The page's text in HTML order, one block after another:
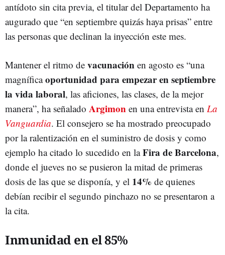
antídoto sin cita previa, el titular del Departamento ha
augurado que “en septiembre quizás haya prisas” entre
las personas que declinan la inyección este mes.
Mantener el ritmo de vacunación en agosto es “una
magníficaoportunidad para empezar en septiembre
la vida laboral, las aficiones, las clases, de la mejor
manera”, ha señalado Argimon en una entrevista en La
Vanguardia. El consejero se ha mostrado preocupado
por la ralentización en el suministro de dosis y como
ejemplo ha citado lo sucedido en laFira de Barcelona,
donde el jueves no se pusieron la mitad de primeras
dosis de las que se disponía, y el 14% de quienes
debían recibir el segundo pinchazo no se presentaron a
la cita.
Inmunidad en el 85%